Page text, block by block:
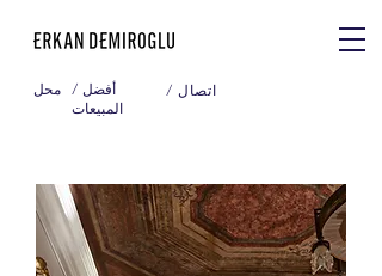
محل / أفضل
المبيعات
/ اتصال